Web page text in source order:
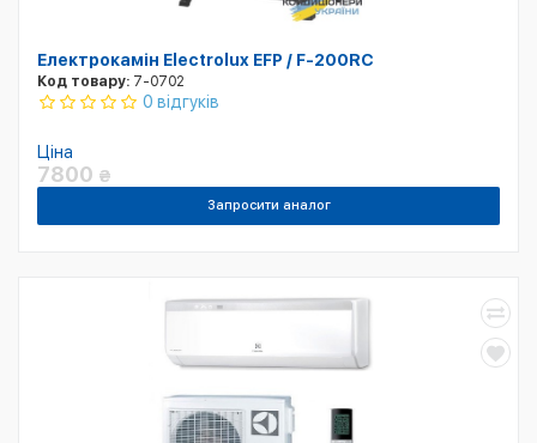
Електрокамін Electrolux EFP / F-200RC
Код товару: 7-0702
0 відгуків
Ціна
7800 ₴
Запросити аналог